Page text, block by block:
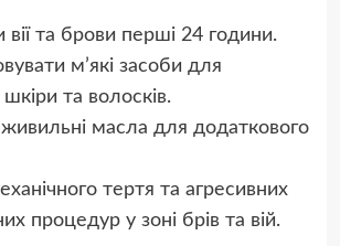
та брови перші 24 години.
м’які засоби для
та волосків.
масла для додаткового
тертя та агресивних
процедур у зоні брів та вій.